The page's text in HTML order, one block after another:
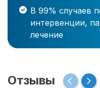
В 99% случаев
интервенции,
лечение
Отзывы